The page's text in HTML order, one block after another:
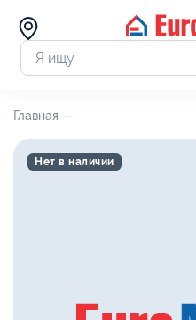
Главная —
Нет в наличии